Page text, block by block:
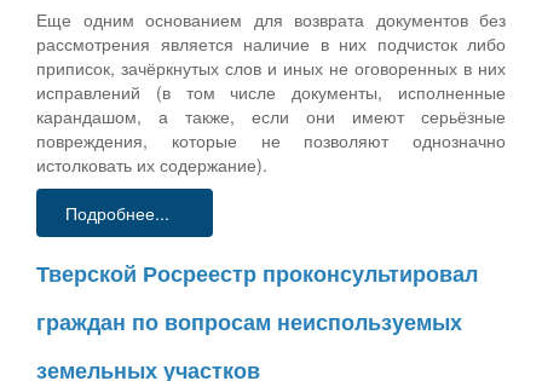
Еще одним основанием для возврата документов без
рассмотрения является наличие в них подчисток либо
приписок, зачёркнутых слов и иных не оговоренных в них
исправлений (в том числе документы, исполненные
карандашом, а также, если они имеют серьёзные
повреждения, которые не позволяют однозначно
истолковать их содержание).
Подробнее...
Тверской Росреестр проконсультировал
граждан по вопросам неиспользуемых
земельных участков